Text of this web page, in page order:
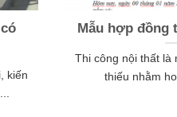
kiến
Mẫu hợp đồng
Thi công nội thất là
thiếu nhằm